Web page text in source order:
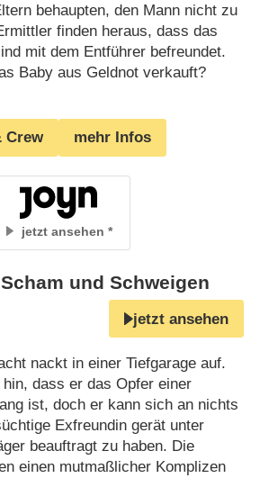
behaupten, den Mann nicht zu
finden heraus, dass das
mit dem Entführer befreundet.
Baby aus Geldnot verkauft?
Crew mehr Infos
jetzt ansehen
und Schweigen
jetzt ansehen
nackt in einer Tiefgarage auf.
dass er das Opfer einer
ist, doch er kann sich an nichts
Exfreundin gerät unter
beauftragt zu haben. Die
einen mutmaßlicher Komplizen